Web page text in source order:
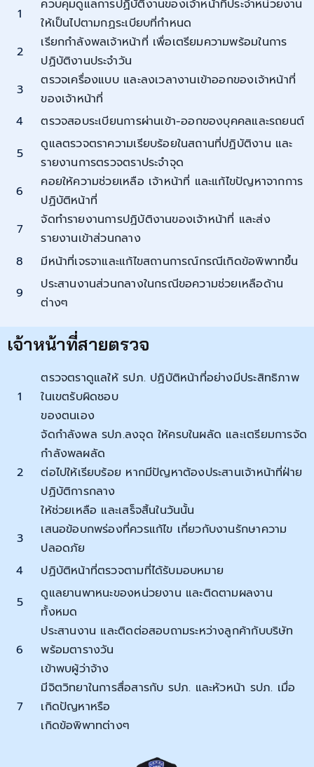
1
ควบคุมดูแลการปฏิบัติงานของเจ้าหน้าที่ประจำหน่วยงาน
ให้เป็นไปตามกฏระเบียบที่กำหนด
2
เรียกกำลังพลเจ้าหน้าที่ เพื่อเตรียมความพร้อมในการ
ปฏิบัติงานประจำวัน
3
ตรวจเครื่องแบบ และลงเวลางานเข้าออกของเจ้าหน้าที่
ของเจ้าหน้าที่
4
ตรวจสอบระเบียนการผ่านเข้า-ออกของบุคคลและรถยนต์
5
ดูแลตรวจตราความเรียบร้อยในสถานที่ปฏิบัติงาน และ
รายงานการตรวจตราประจำจุด
6
คอยให้ความช่วยเหลือ เจ้าหน้าที่ และแก้ไขปัญหาจากการ
ปฏิบัติหน้าที่
7
จัดทำรายงานการปฏิบัติงานของเจ้าหน้าที่ และส่ง
รายงานเข้าส่วนกลาง
8
มีหน้าที่เจรจาและแก้ไขสถานการณ์กรณีเกิดข้อพิพาทขึ้น
9
ประสานงานส่วนกลางในกรณีขอความช่วยเหลือด้าน
ต่างๆ
เจ้าหน้าที่สายตรวจ
1
ตรวจตราดูแลให้ รปภ. ปฏิบัติหน้าที่อย่างมีประสิทธิภาพ
ในเขตรับผิดชอบ
ของตนเอง
2
จัดกำลังพล รปภ.ลงจุด ให้ครบในผลัด และเตรียมการจัด
กำลังพลผลัด
ต่อไปให้เรียบร้อย หากมีปัญหาต้องประสานเจ้าหน้าที่ฝ่าย
ปฏิบัติการกลาง
ให้ช่วยเหลือ และเสร็จสิ้นในวันนั้น
3
เสนอข้อบกพร่องที่ควรแก้ไข เกี่ยวกับงานรักษาความ
ปลอดภัย
4
ปฏิบัติหน้าที่ตรวจตามที่ได้รับมอบหมาย
5
ดูแลยานพาหนะของหน่วยงาน และติดตามผลงาน
ทั้งหมด
6
ประสานงาน และติดต่อสอบถามระหว่างลูกค้ากับบริษัท
พร้อมตารางวัน
เข้าพบผู้ว่าจ้าง
7
มีจิตวิทยาในการสื่อสารกับ รปภ. และหัวหน้า รปภ. เมื่อ
เกิดปัญหาหรือ
เกิดข้อพิพาทต่างๆ